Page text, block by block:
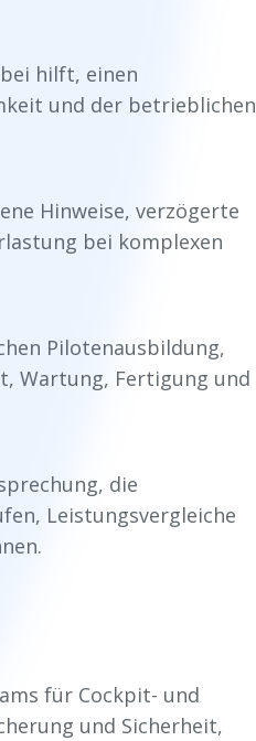
hilft, einen
und der betrieblichen
Hinweise, verzögerte
bei komplexen
Pilotenausbildung,
Wartung, Fertigung und
die
Leistungsvergleiche
für Cockpit- und
und Sicherheit,